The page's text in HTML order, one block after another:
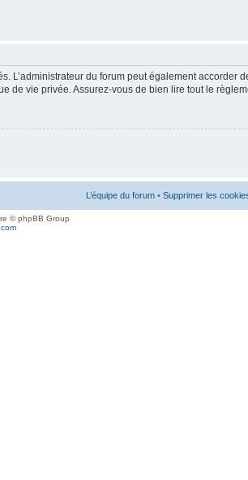
L’administrateur du forum peut également accorder
de vie privée. Assurez-vous de bien lire tout le
L’équipe du forum • Supprimer les
© phpBB Group